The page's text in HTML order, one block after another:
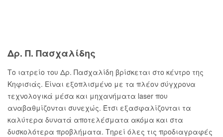
Δρ. Π. Πασχαλίδης
Το ιατρείο του Δρ. Πασχαλίδη βρίσκεται στο κέντρο της
Κηφισιάς. Είναι εξοπλισμένο με τα πλέον σύγχρονα
τεχνολογικά μέσα και μηχανήματα laser που
αναβαθμίζονται συνεχώς. Έτσι εξασφαλίζονται τα
καλύτερα δυνατά αποτελέσματα ακόμα και στα
δυσκολότερα προβλήματα. Τηρεί όλες τις προδιαγραφές